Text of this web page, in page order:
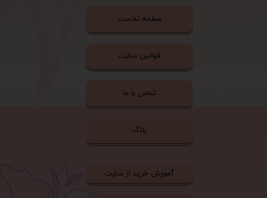
صفحه نخست
قوانین سایت
تماس با ما
بلاگ
آموزش خرید از سایت